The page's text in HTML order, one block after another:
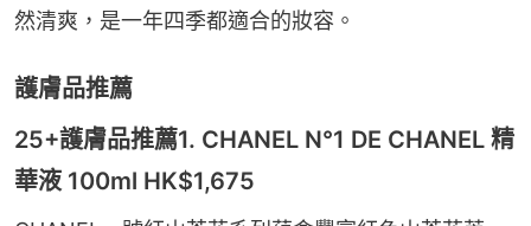
然清爽，是一年四季都適合的妝容。
護膚品推薦
25+護膚品推薦1. CHANEL N°1 DE CHANEL 精
華液 100ml HK$1,675